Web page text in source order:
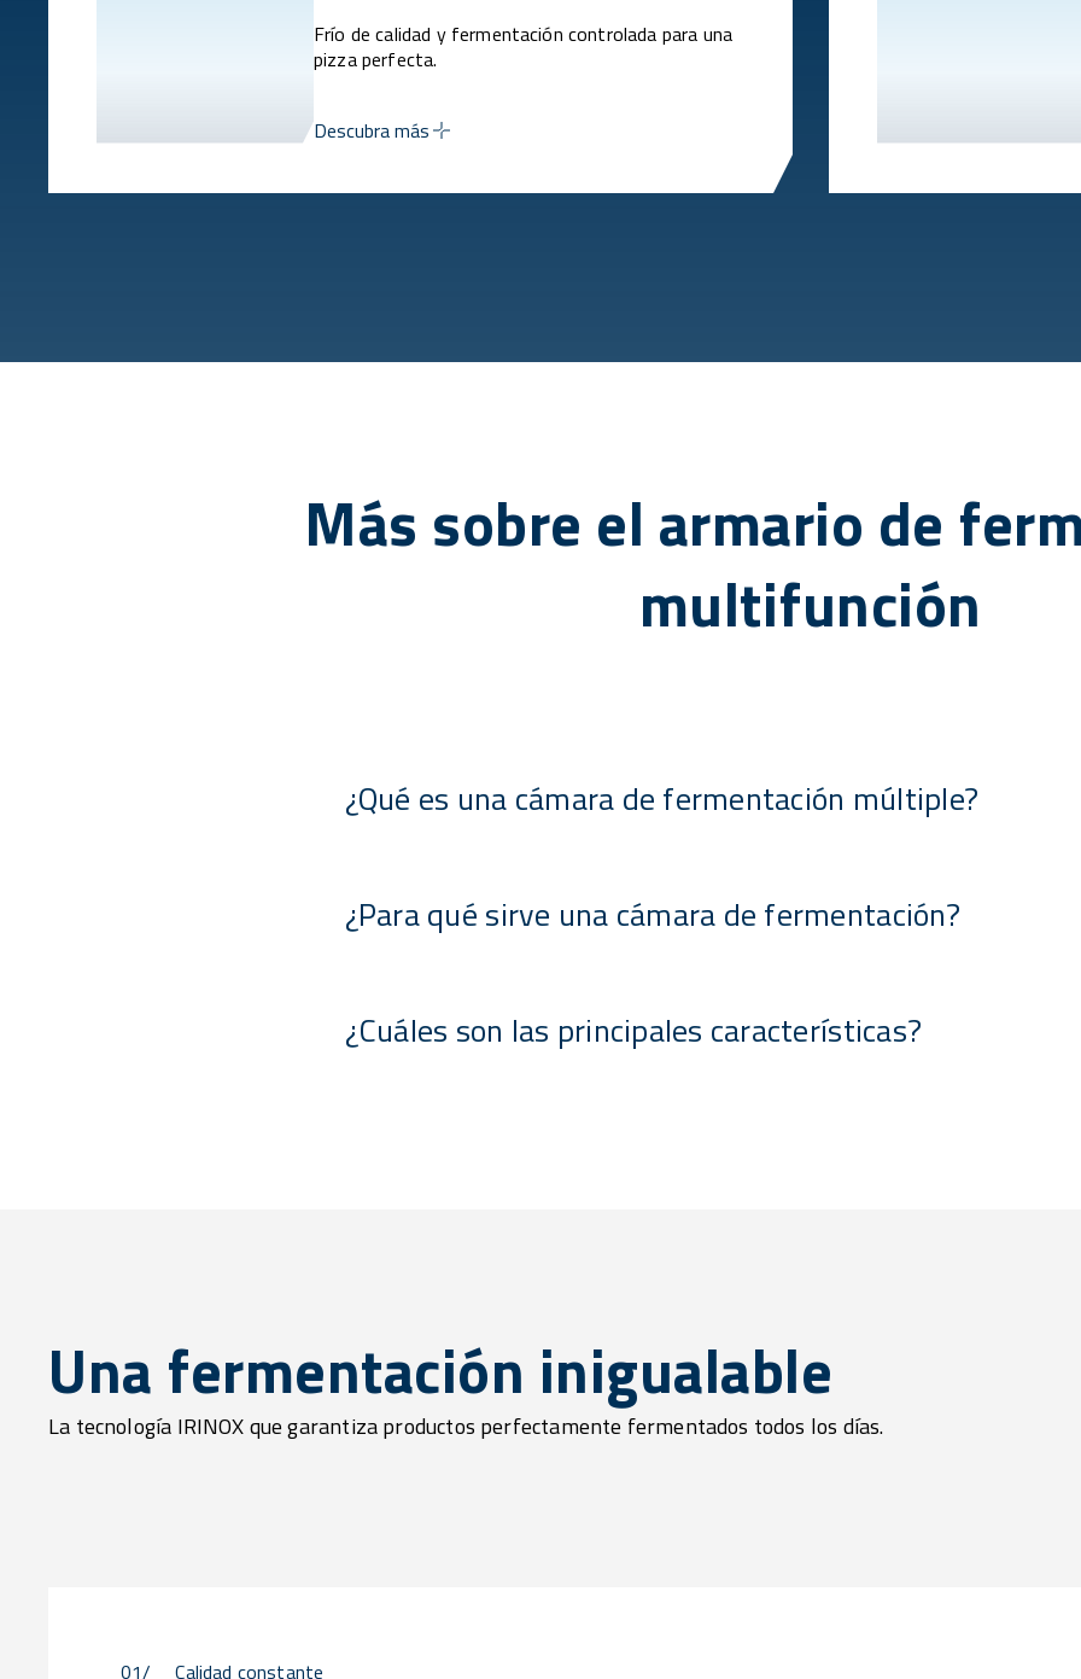
Frío de calidad y fermentación controlada para una
pizza perfecta.
Descubra más
Más sobre el armario de
multifunción
¿Qué es una cámara de fermentación múltiple?
¿Para qué sirve una cámara de fermentación?
¿Cuáles son las principales características?
Una fermentación inigualable
La tecnología IRINOX que garantiza productos perfectamente fermentados todos los días.
01/ Calidad constante